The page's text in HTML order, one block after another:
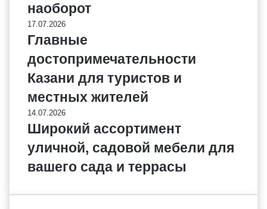
наоборот
17.07.2026
Главные
достопримечательности
Казани для туристов и
местных жителей
14.07.2026
Широкий ассортимент
уличной, садовой мебели для
вашего сада и террасы